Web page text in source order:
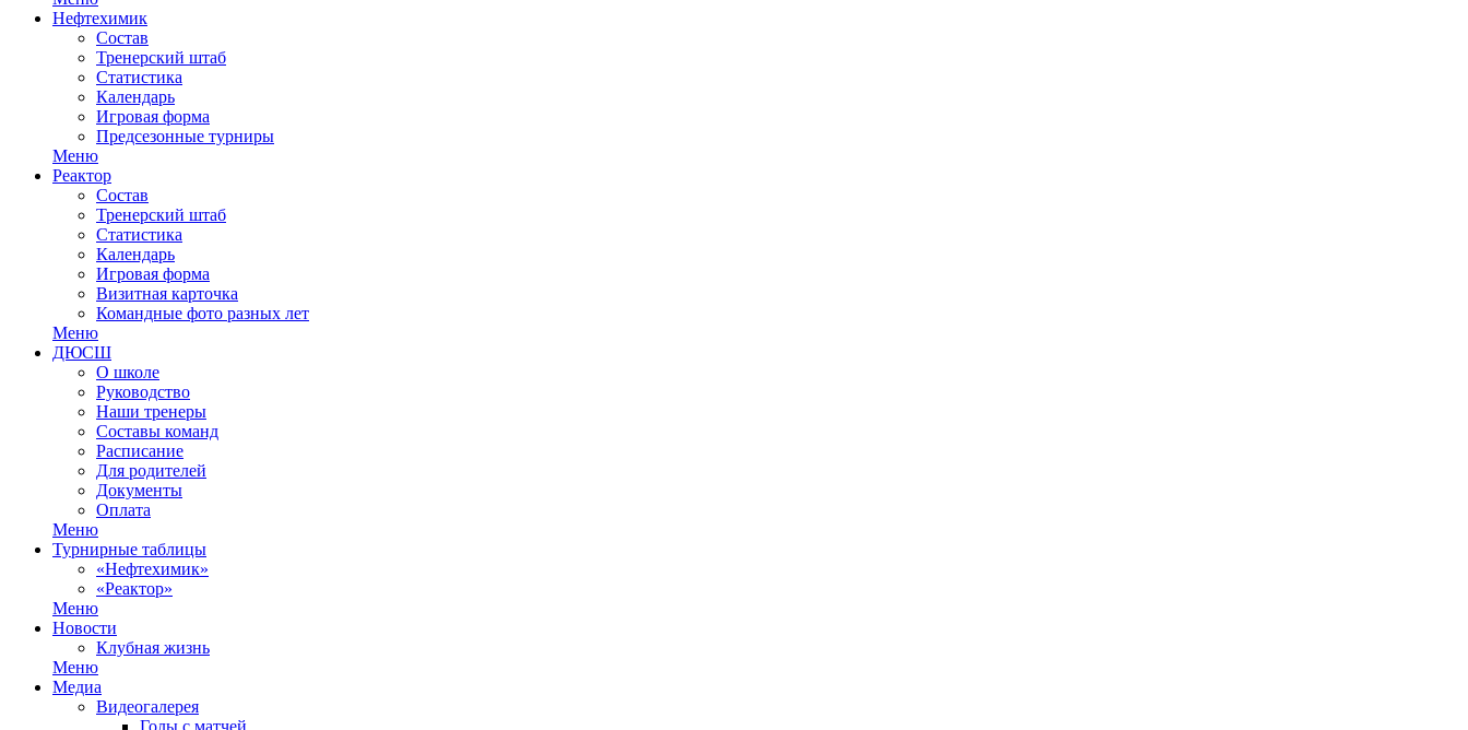
Нефтехимик
Состав
Тренерский штаб
Статистика
Календарь
Игровая форма
Предсезонные турниры
Меню
Реактор
Состав
Тренерский штаб
Статистика
Календарь
Игровая форма
Визитная карточка
Командные фото разных лет
Меню
ДЮСШ
О школе
Руководство
Наши тренеры
Составы команд
Расписание
Для родителей
Документы
Оплата
Меню
Турнирные таблицы
«Нефтехимик»
«Реактор»
Меню
Новости
Клубная жизнь
Меню
Медиа
Видеогалерея
Голы с матчей